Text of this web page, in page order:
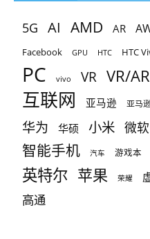
5G AI AMD AR
Facebook GPU HTC HTC
PC vivo VR VR/AR
互联网 亚马逊 亚马
华为 华硕 小米 微软
智能手机 汽车 游戏本
英特尔 苹果 荣耀
高通